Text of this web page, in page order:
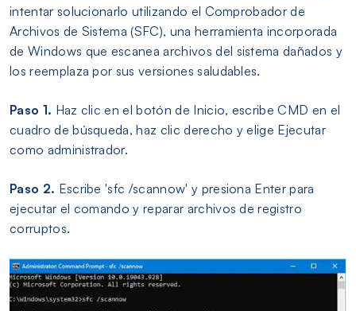
intentar solucionarlo utilizando el Comprobador de
Archivos de Sistema (SFC), una herramienta incorporada
de Windows que escanea archivos del sistema dañados y
los reemplaza por sus versiones saludables.
Paso 1. Haz clic en el botón de Inicio, escribe CMD en el
cuadro de búsqueda, haz clic derecho y elige Ejecutar
como administrador.
Paso 2. Escribe 'sfc /scannow' y presiona Enter para
ejecutar el comando y reparar archivos de registro
corruptos.